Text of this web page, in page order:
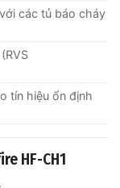
các tủ báo cháy
tín hiệu ổn định
HF-CH1